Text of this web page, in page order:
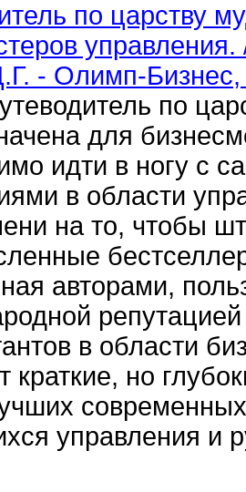
по царству
управления.
- Олимп-
по
для
идти в ногу с
в области
на то, чтобы
авторами,
в области
краткие, но
управления и